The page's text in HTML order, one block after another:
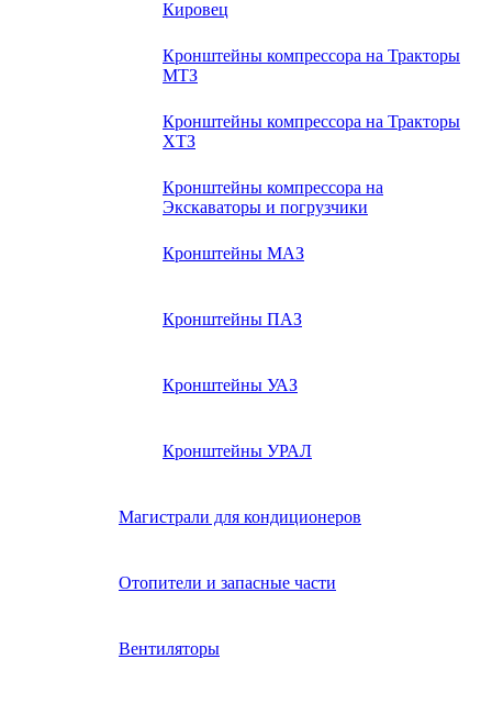
Кировец
Кронштейны компрессора на Тракторы
МТЗ
Кронштейны компрессора на Тракторы
ХТЗ
Кронштейны компрессора на
Экскаваторы и погрузчики
Кронштейны МАЗ
Кронштейны ПАЗ
Кронштейны УАЗ
Кронштейны УРАЛ
Магистрали для кондиционеров
Отопители и запасные части
Вентиляторы